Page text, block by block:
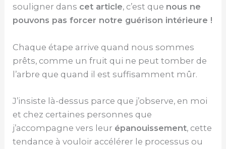
souligner dans cet article, c’est que nous ne
pouvons pas forcer notre guérison intérieure !
Chaque étape arrive quand nous sommes
prêts, comme un fruit qui ne peut tomber de
l’arbre que quand il est suffisamment mûr.
J’insiste là-dessus parce que j’observe, en moi
et chez certaines personnes que
j’accompagne vers leur épanouissement, cette
tendance à vouloir accélérer le processus ou